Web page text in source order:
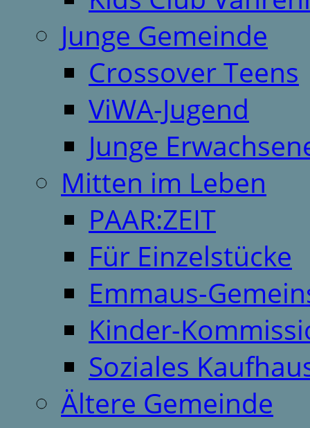
Junge Gemeinde
Crossover Teens
ViWA-Jugend
Junge
Mitten im Leben
PAAR:ZEIT
Für Einzelstücke
Emmaus-
Kinder-
Soziales
Ältere Gemeinde